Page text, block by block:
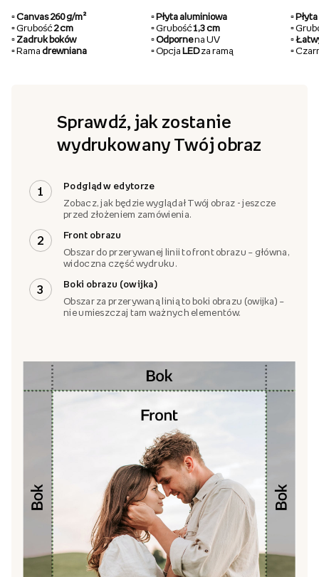
▫️ Canvas 260 g/m²
▫️ Grubość 2 cm
▫️ Zadruk boków
▫️ Rama drewniana
▫️ Płyta aluminiowa
▫️ Grubość1,3 cm
▫️ Odpornena UV
▫️ Opcja LEDza ramą
▫️
▫️
▫️
▫️
Sprawdź, jak zostanie
wydrukowany Twój obraz
1
Podgląd w edytorze
Zobacz, jak będzie wyglądał Twój obraz - jeszcze
przed złożeniem zamówienia.
2
Front obrazu
Obszar do przerywanej linii to front obrazu – główna,
widoczna część wydruku.
3
Boki obrazu (owijka)
Obszar za przerywaną linią to boki obrazu (owijka) –
nie umieszczaj tam ważnych elementów.